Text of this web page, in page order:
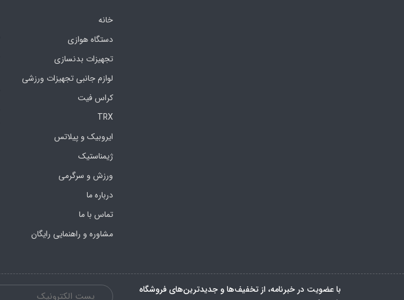
خانه
دستگاه هوازی
تجهیزات بدنسازی
لوازم جانبی تجهیزات ورزشی
کراس فیت
TRX
ایروبیک و پیلاتس
ژیمناستیک
ورزش و سرگرمی
درباره ما
تماس با ما
مشاوره و راهنمایی رایگان
با عضویت در خبرنامه، از تخفیف‌ها و جدیدترین‌های فروشگاه